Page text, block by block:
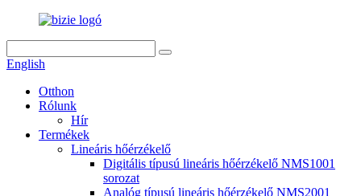
English
Otthon
Rólunk
Hír
Termékek
Lineáris hőérzékelő
Digitális típusú lineáris hőérzékelő NMS1001
sorozat
Analóg típusú lineáris hőérzékelő NMS2001